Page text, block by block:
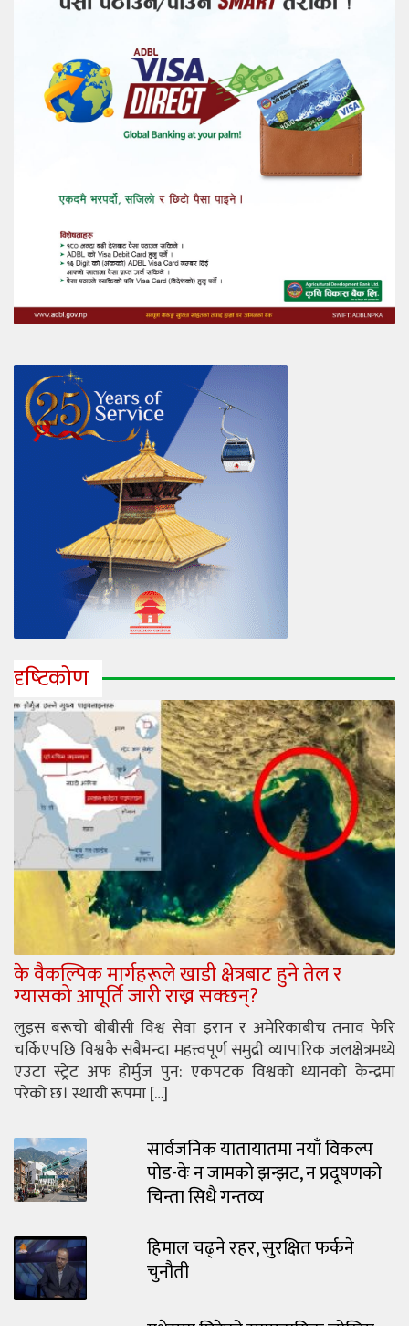
दृष्‍टिकोण
के वैकल्पिक मार्गहरूले खाडी क्षेत्रबाट हुने तेल र
ग्यासको आपूर्ति जारी राख्न सक्छन्?
लुइस बरूचो बीबीसी विश्व सेवा इरान र अमेरिकाबीच तनाव फेरि
चर्किएपछि विश्वकै सबैभन्दा महत्त्वपूर्ण समुद्री व्यापारिक जलक्षेत्रमध्ये
एउटा स्ट्रेट अफ होर्मुज पुन: एकपटक विश्वको ध्यानको केन्द्रमा
परेको छ। स्थायी रूपमा […]
सार्वजनिक यातायातमा नयाँ विकल्प
पोड-वेः न जामको झन्झट, न प्रदूषणको
चिन्ता सिधै गन्तव्य
हिमाल चढ्ने रहर, सुरक्षित फर्कने
चुनौती